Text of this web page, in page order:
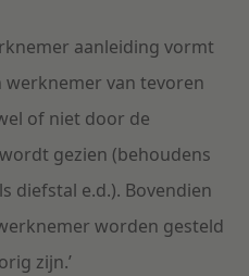
aanleiding vormt
van tevoren
of niet door de
gezien (behoudens
diefstal e.d.). Bovendien
worden gesteld
zijn.’